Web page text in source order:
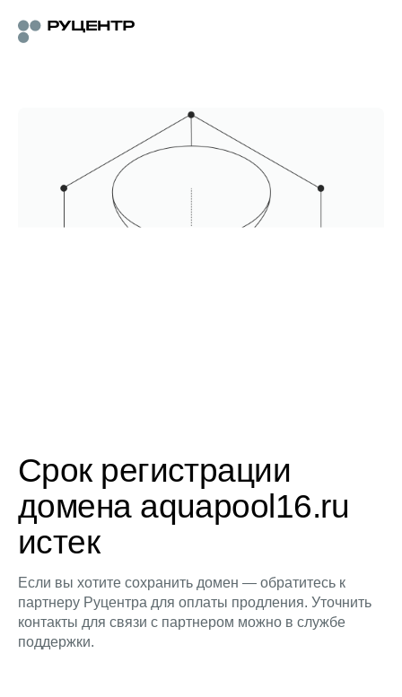
Срок регистрации
домена aquapool16.ru
истек
Если вы хотите сохранить домен — обратитесь к
партнеру Руцентра для оплаты продления. Уточнить
контакты для связи с партнером можно в службе
поддержки.